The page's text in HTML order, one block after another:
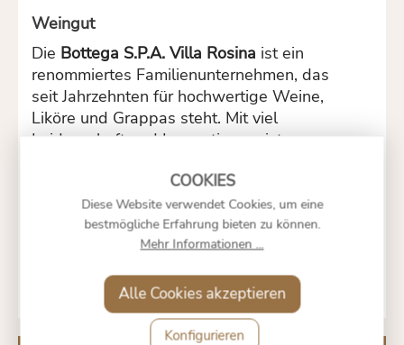
Weingut
Die Bottega S.P.A. Villa Rosina ist ein
renommiertes Familienunternehmen, das
seit Jahrzehnten für hochwertige Weine,
Liköre und Grappas steht. Mit viel
Leidenschaft und Innovationsgeist
Destillationsmethoden mit modernen
Techniken. Qualität, Authentizität und ein
feines Gespür für die regionalen Rebsorten
zeichnen die Arbeit des Unternehmens aus,
Diese Website verwendet Cookies, um eine
bestmögliche Erfahrung bieten zu können.
Mehr Informationen ...
Konfigurieren
Alle Cookies akzeptieren